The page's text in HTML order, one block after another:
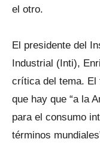
el otro.
El presidente del
Industrial (Inti),
crítica del tema. El
que hay que “a la
para el consumo
términos